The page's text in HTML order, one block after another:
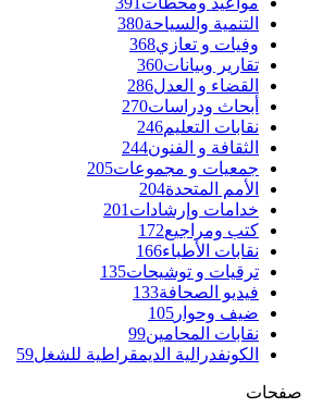
التنمية والسياحة380
وفيات و تعازي368
تقارير وبيانات360
القضاء و العدل286
أبحاث ودراسات270
نقابات التعليم246
الثقافة و الفنون244
جمعيات و مجموعات205
الأمم المتحدة204
خدامات وإرشادات201
كتب ومراجيع172
نقابات الأطباء166
ترقيات و توشيحات135
فيديو الصحافة133
ضيف وحوار 105
نقابات المحامين99
الكونفدرالية الديمقراطية للشغل59
صفحات